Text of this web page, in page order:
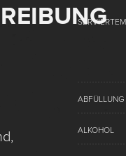
ABFÜLLUNG
ALKOHOL